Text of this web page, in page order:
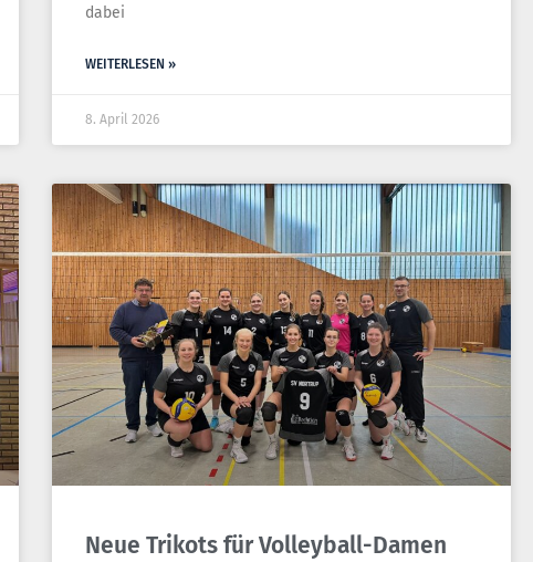
dabei
WEITERLESEN »
8. April 2026
Neue Trikots für Volleyball-Damen